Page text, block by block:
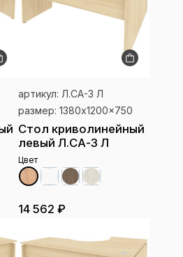
артикул: Л.СА-3 Л
размер: 1380x1200x750
Стол криволинейный
левый Л.СА-3 Л
Цвет
14 562 ₽